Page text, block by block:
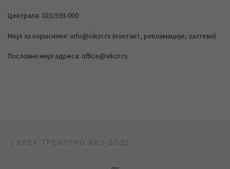
Централа: 023/593-000
Мејл за кориснике: info@vikzr.rs (контакт, рекламације, захтеви)
Пословна мејл адреса: office@vikzr.rs
Post navigation
КЛЕК ТРЕНУТНО БЕЗ ВОДЕ